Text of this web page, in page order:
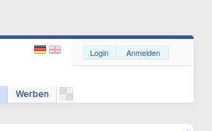
Werben
Login Anmelden